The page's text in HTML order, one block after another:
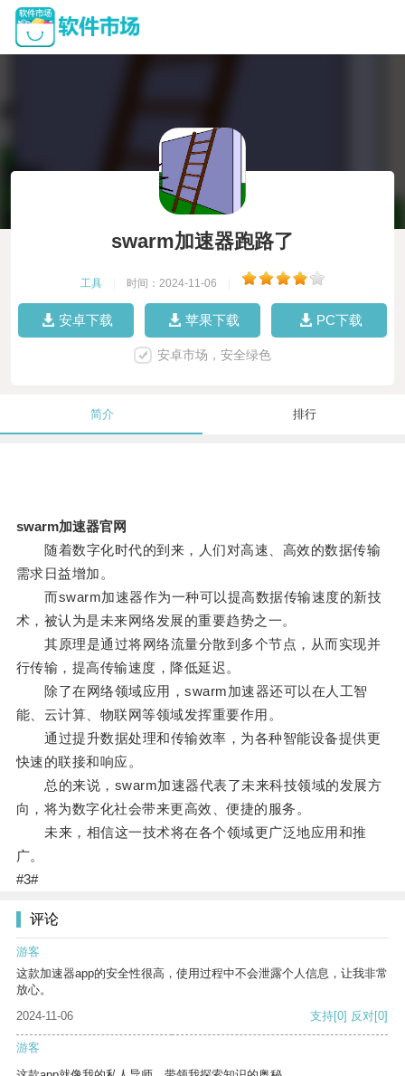
swarm加速器跑路了
工具 时间：2024-11-06
安卓下载 苹果下载 PC下载
安卓市场，安全绿色
简介 排行
swarm加速器官网
随着数字化时代的到来，人们对高速、高效的数据传输
需求日益增加。
而swarm加速器作为一种可以提高数据传输速度的新技
术，被认为是未来网络发展的重要趋势之一。
其原理是通过将网络流量分散到多个节点，从而实现并
行传输，提高传输速度，降低延迟。
除了在网络领域应用，swarm加速器还可以在人工智
能、云计算、物联网等领域发挥重要作用。
通过提升数据处理和传输效率，为各种智能设备提供更
快速的联接和响应。
总的来说，swarm加速器代表了未来科技领域的发展方
向，将为数字化社会带来更高效、便捷的服务。
未来，相信这一技术将在各个领域更广泛地应用和推
广。
#3#
评论
游客
这款加速器app的安全性很高，使用过程中不会泄露个人信息，让我非常
放心。
2024-11-06
支持[0] 反对[0]
游客